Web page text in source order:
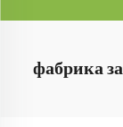
фабрика